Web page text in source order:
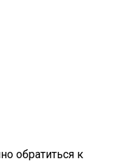
обратиться к